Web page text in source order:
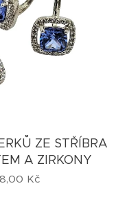
ZE STŘÍBRA
A ZIRKONY
Kč